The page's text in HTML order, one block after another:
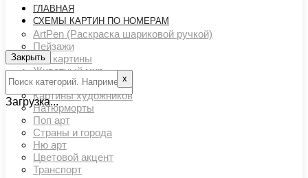
ГЛАВНАЯ
СХЕМЫ КАРТИН ПО НОМЕРАМ
ArtPen (Раскраска шариковой ручкой)
Пейзажи
Арт картины
Животный мир
Люди
Картины художников
Натюрморты
Поп арт
Страны и города
Ню арт
Цветовой акцент
Транспорт
Закрыть
х
Загрузка...